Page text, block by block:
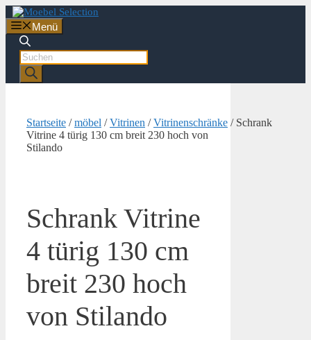
Zum
Inhalt
springen
Menü
Products
search
Startseite /möbel /Vitrinen /Vitrinenschränke / Schrank
Vitrine 4 türig 130 cm breit 230 hoch von
Stilando
Schrank Vitrine
4 türig 130 cm
breit 230 hoch
von Stilando